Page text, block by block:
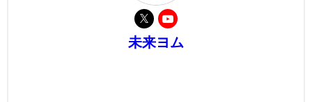
未来ヨム